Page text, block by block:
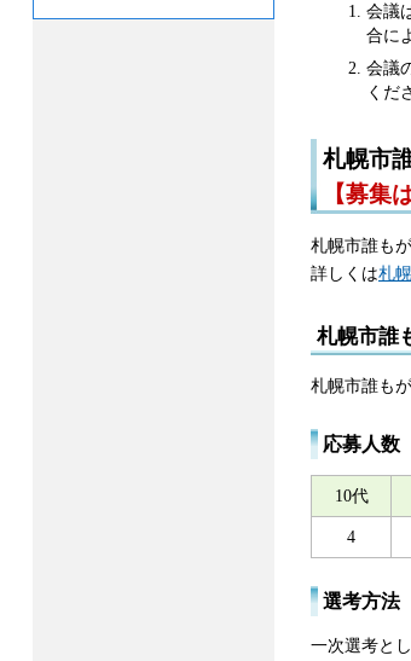
会議
合に
会議
くだ
札幌市
【募集
札幌市誰も
詳しくは札
札幌市誰
札幌市誰も
応募人数
10代
4
選考方法
一次選考と